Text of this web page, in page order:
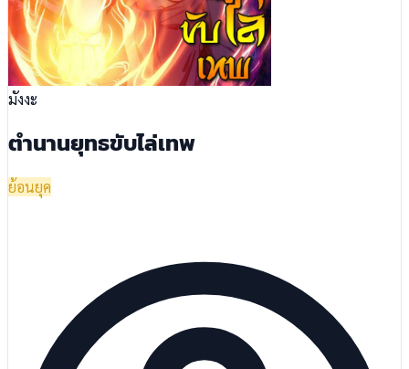
มังงะ
ตำนานยุทธขับไล่เทพ
ย้อนยุค